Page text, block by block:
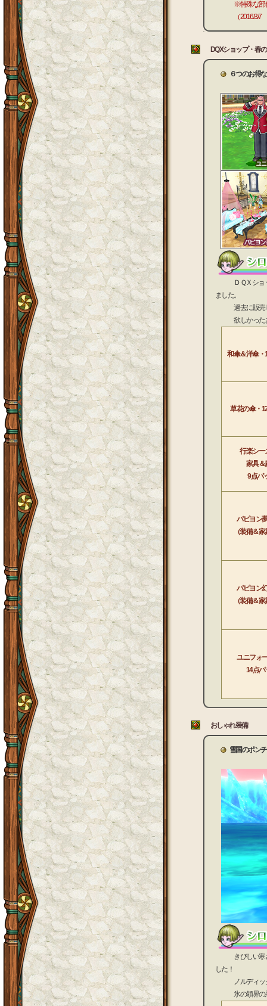
※特殊な部
（2016/3/7 お
DQXショップ・春
６つのお得
ＤＱＸショッ
ました。
過去に販売し
欲しかったあ
和傘＆洋傘・
草花の傘・
行楽シー
家具＆
9点パ
パピヨン
（装備＆
パピヨン
（装備＆
ユニフォ
14点パ
おしゃれ装備
雪国のポン
きびしい寒さ
した！
ノルディック
氷の領界の悪